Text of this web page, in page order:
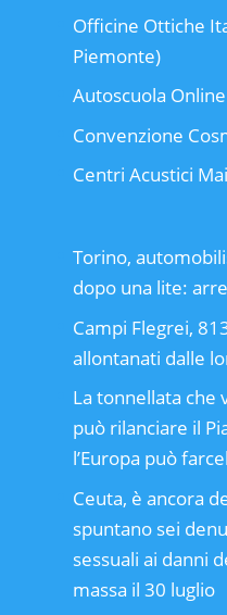
Officine Ottiche
Piemonte)
Autoscuola Online
Convenzione
Centri Acustici
Torino,
dopo una lite:
Campi Flegrei,
allontanati dalle
La tonnellata che
può rilanciare il
l’Europa può
Ceuta, è ancora
spuntano sei
sessuali ai danni
massa il 30 luglio